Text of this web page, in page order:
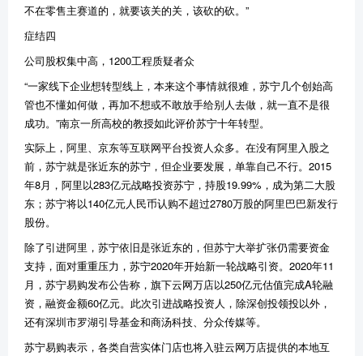
不在零售主赛道的，就要该关的关，该砍的砍。 ”
症结四
公司股权集中高， 1200工程质疑者众
“一家线下企业想转型线上，本来这个事情就很难，苏宁几个创始高
管也不懂如何做，再加不想或不敢放手给别人去做，就一直不是很
成功。 ”南京一所高校的教授如此评价苏宁十年转型。
实际上，阿里、京东等互联网平台投资人众多。在没有阿里入股之
前，苏宁就是张近东的苏宁，但企业要发展，单靠自己不行。 2015
年8月，阿里以283亿元战略投资苏宁，持股19.99% ，成为第二大股
东；苏宁将以140亿元人民币认购不超过2780万股的阿里巴巴新发行
股份。
除了引进阿里，苏宁依旧是张近东的，但苏宁大举扩张仍需要资金
支持，面对重重压力，苏宁2020年开始新一轮战略引资。 2020年11
月，苏宁易购发布公告称，旗下云网万店以250亿元估值完成A轮融
资，融资金额60亿元。此次引进战略投资人，除深创投领投以外，
还有深圳市罗湖引导基金和商汤科技、分众传媒等。
苏宁易购表示，各类自营实体门店也将入驻云网万店提供的本地互